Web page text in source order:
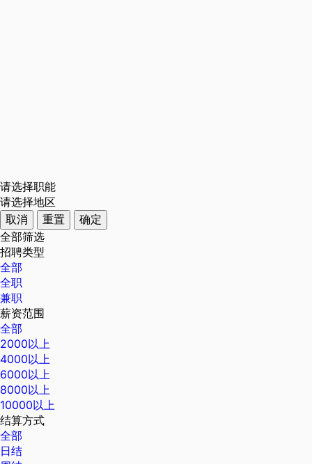
请选择职能
请选择地区
取消
重置
确定
全部筛选
招聘类型
全部
全职
兼职
薪资范围
全部
2000以上
4000以上
6000以上
8000以上
10000以上
结算方式
全部
日结